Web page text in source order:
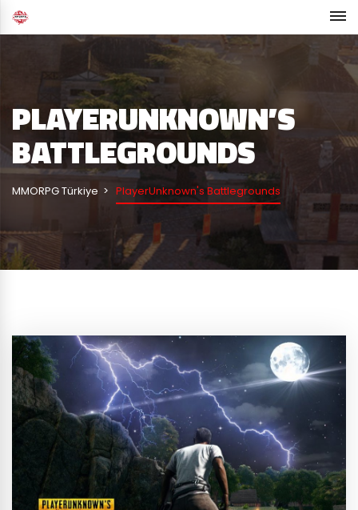
PLAYERUNKNOWN’S
BATTLEGROUNDS
MMORPG Türkiye PlayerUnknown's Battlegrounds